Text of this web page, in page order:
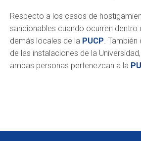
Respecto a los casos de
sancionables cuando ocurren dentro
demás locales de la PUCP. También
de las instalaciones de la
ambas personas pertenezcan a la